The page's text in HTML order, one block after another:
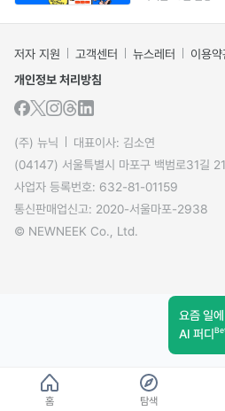
저자 지원 고객센터 뉴스레터
이용약
개인정보 처리방침
(주) 뉴닉
대표이사: 김소연
(04147) 서울특별시 마포구 백범로31길
사업자 등록번호: 632-81-01159
통신판매업신고: 2020-서울마포-2938
© NEWNEEK Co., Ltd.
홈 탐색
요즘 일
AI 퍼디